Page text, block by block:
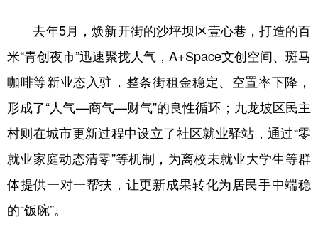
去年5月，焕新开街的沙坪坝区壹心巷，打造的百
米“青创夜市”迅速聚拢人气，A+Space文创空间、斑马
咖啡等新业态入驻，整条街租金稳定、空置率下降，
形成了“人气—商气—财气”的良性循环；九龙坡区民主
村则在城市更新过程中设立了社区就业驿站，通过“零
就业家庭动态清零”等机制，为离校未就业大学生等群
体提供一对一帮扶，让更新成果转化为居民手中端稳
的“饭碗”。